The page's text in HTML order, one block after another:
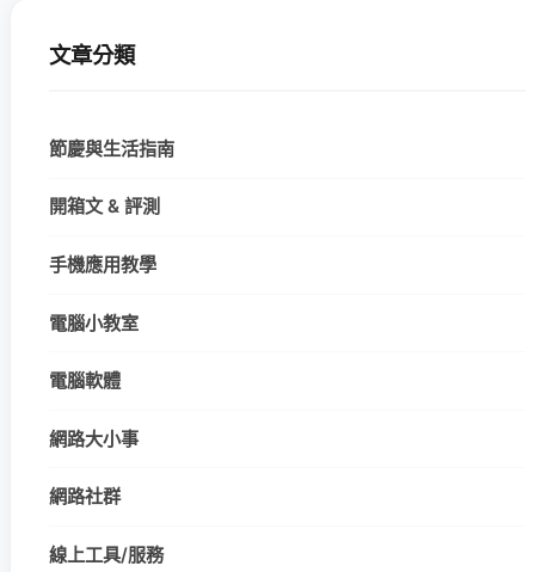
文章分類
節慶與生活指南
開箱文 & 評測
手機應用教學
電腦小教室
電腦軟體
網路大小事
網路社群
線上工具/服務